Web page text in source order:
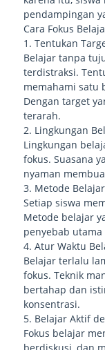
pendampingan
Cara Fokus
1. Tentukan
Belajar tanpa
terdistraksi.
memahami satu
Dengan target
terarah.
2. Lingkungan
Lingkungan
fokus. Suasana
nyaman
3. Metode
Setiap siswa
Metode belajar
penyebab
4. Atur Waktu
Belajar terlalu
fokus. Teknik
bertahap dan
konsentrasi.
5. Belajar Aktif
Fokus belajar